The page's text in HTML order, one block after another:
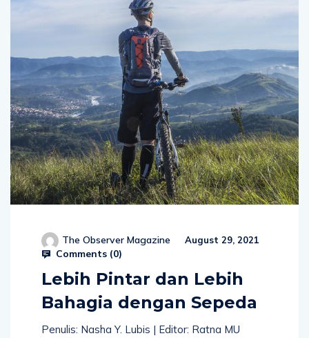
The Observer Magazine August 29, 2021
Comments (0)
Lebih Pintar dan Lebih
Bahagia dengan Sepeda
Penulis: Nasha Y. Lubis | Editor: Ratna MU